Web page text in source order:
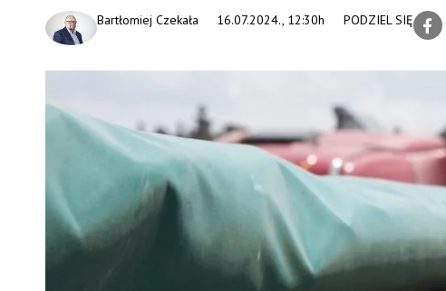
16.07.2024., 12:30h
Bartłomiej Czekała PODZIEL SIĘ